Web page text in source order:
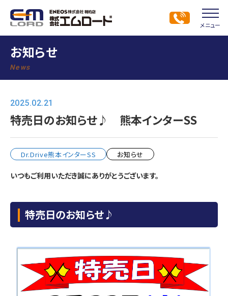
メニュー
お知らせ
News
2025.02.21
特売日のお知らせ♪ 熊本インターSS
Dr.Drive熊本インターSS お知らせ
いつもご利用いただき誠にありがとうございます。
特売日のお知らせ♪